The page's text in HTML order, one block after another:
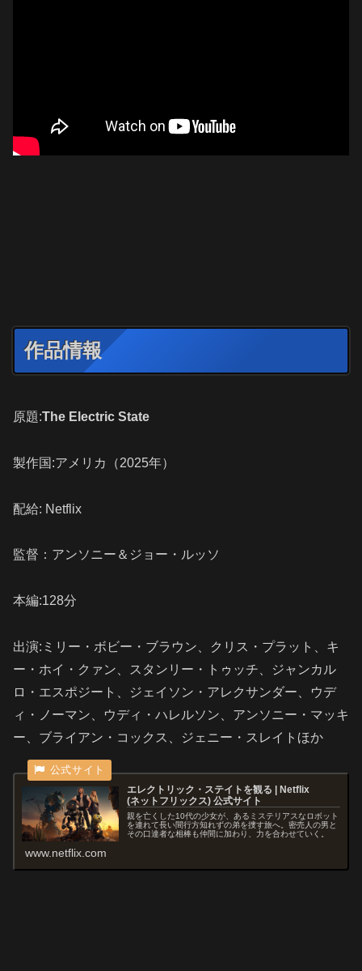
作品情報
原題:The Electric State
製作国:アメリカ（2025年）
配給: Netflix
監督：アンソニー＆ジョー・ルッソ
本編:128分
出演: ミリー・ボビー・ブラウン、 クリス・プラット、 キ
ー・ホイ・クァン、
スタンリー・トゥッチ、
ジャンカル
ロ・エスポジート、
ジェイソン・アレクサンダー、
ウデ
ィ・ノーマン、
ウディ・ハレルソン、 アンソニー・マッキ
ー、 ブライアン・コックス、 ジェニー・スレイト ほか
エレクトリック・ステイト を観 る | Netflix
( ネ ッ ト フ リ ッ ク ス ) 公 式サ イ ト
親を亡くした10代の少女が、あるミステリアスなロボット
を連れて長い間行方知れずの弟を捜す旅へ。密売人の男と
その口達者な相棒も仲間に加わり、力を合わせていく。
www.netflix.com